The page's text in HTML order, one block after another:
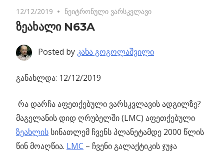
12/12/2019 No comments
ნეიტრონული ვარსკვლავი
ზეახალი N63A
Posted by კახა გოგოლაშვილი
განახლდა: 12/12/2019
რა დარჩა აფეთქებული ვარსკვლავის ადგილზე?
მაგელანის დიდ ღრუბელში (LMC) აფეთქებული
ზეახლის სინათლემ ჩვენს პლანეტამდე 2000 წლის
წინ მოაღწია. LMC – ჩვენი გალაქტიკის ჯუჯა